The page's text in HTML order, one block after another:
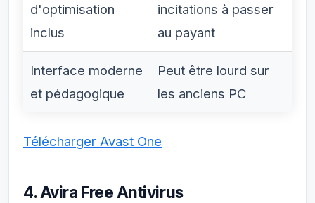
d'optimisation
inclus
incitations à passer
au payant
Interface moderne
et pédagogique
Peut être lourd sur
les anciens PC
Télécharger Avast One
4. Avira Free Antivirus